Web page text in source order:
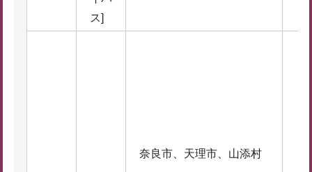
ス]
奈良市、天理市、山添村